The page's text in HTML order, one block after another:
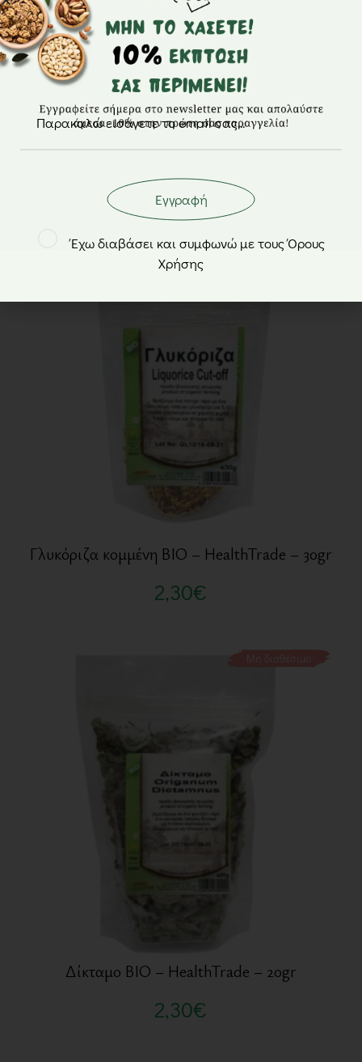
Πρωτεΐνη whey ορού γάλακτος κακάο 75% BIO
– Βιολόγος – 500gr
37,90€
Μη διαθέσιμο
Γλυκόριζα κομμένη BIO – HealthTrade – 30gr
2,30€
Μη διαθέσιμο
Δίκταμο BIO – HealthTrade – 20gr
2,30€
Εγγραφή
Έχω διαβάσει και συμφωνώ με τους Όρους
Χρήσης